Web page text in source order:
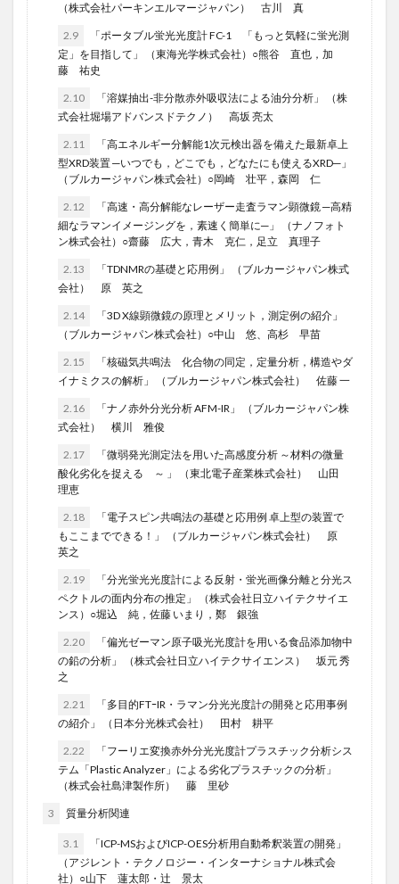
（株式会社パーキンエルマージャパン） 古川 真
2.9
「ポータブル蛍光光度計 FC-1 「もっと気軽に蛍光測
定」を目指して」 （東海光学株式会社）○熊谷 直也，加
藤 祐史
2.10
「溶媒抽出-非分散赤外吸収法による油分分析」 （株
式会社堀場アドバンスドテクノ） 高坂 亮太
2.11
「高エネルギー分解能1次元検出器を備えた最新卓上
型XRD装置 ─いつでも，どこでも，どなたにも使えるXRD─」
（ブルカージャパン株式会社）○岡崎 壮平，森岡 仁
2.12
「高速・高分解能なレーザー走査ラマン顕微鏡 ─高精
細なラマンイメージングを，素速く簡単に─」 （ナノフォト
ン株式会社）○齋藤 広大，青木 克仁，足立 真理子
2.13
「TDNMRの基礎と応用例」 （ブルカージャパン株式
会社） 原 英之
2.14
「3D X線顕微鏡の原理とメリット，測定例の紹介」
（ブルカージャパン株式会社）○中山 悠、高杉 早苗
2.15
「核磁気共鳴法 化合物の同定，定量分析，構造やダ
イナミクスの解析」 （ブルカージャパン株式会社） 佐藤 一
2.16
「ナノ赤外分光分析 AFM-IR」 （ブルカージャパン株
式会社） 横川 雅俊
2.17
「微弱発光測定法を用いた高感度分析 ～材料の微量
酸化劣化を捉える ～ 」 （東北電子産業株式会社） 山田
理恵
2.18
「電子スピン共鳴法の基礎と応用例 卓上型の装置で
もここまでできる！」 （ブルカージャパン株式会社） 原
英之
2.19
「分光蛍光光度計による反射・蛍光画像分離と分光ス
ペクトルの面内分布の推定」 （株式会社日立ハイテクサイエ
ンス）○堀込 純，佐藤 いまり，鄭 銀強
2.20
「偏光ゼーマン原子吸光光度計を用いる食品添加物中
の鉛の分析」 （株式会社日立ハイテクサイエンス） 坂元 秀
之
2.21
「多目的FTｰIR・ラマン分光光度計の開発と応用事例
の紹介」 （日本分光株式会社） 田村 耕平
2.22
「フーリエ変換赤外分光光度計プラスチック分析シス
テム「Plastic Analyzer」による劣化プラスチックの分析」
（株式会社島津製作所） 藤 里砂
3 質量分析関連
3.1
「ICP-MSおよびICP-OES分析用自動希釈装置の開発」
（アジレント・テクノロジー・インターナショナル株式会
社）○山下 蓮太郎・辻 景太